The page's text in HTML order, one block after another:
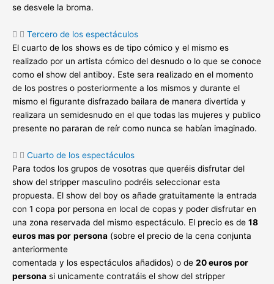
se desvele la broma.
Tercero de los espectáculos
El cuarto de los shows es de tipo cómico y el mismo es
realizado por un artista cómico del desnudo o lo que se conoce
como el show del antiboy. Este sera realizado en el momento
de los postres o posteriormente a los mismos y durante el
mismo el figurante disfrazado bailara de manera divertida y
realizara un semidesnudo en el que todas las mujeres y publico
presente no pararan de reír como nunca se habían imaginado.
Cuarto de los espectáculos
Para todos los grupos de vosotras que queréis disfrutar del
show del stripper masculino podréis seleccionar esta
propuesta. El show del boy os añade gratuitamente la entrada
con 1 copa por persona en local de copas y poder disfrutar en
una zona reservada del mismo espectáculo. El precio es de 18
euros mas por persona (sobre el precio de la cena conjunta
anteriormente
comentada y los espectáculos añadidos) o de 20 euros por
persona si unicamente contratáis el show del stripper